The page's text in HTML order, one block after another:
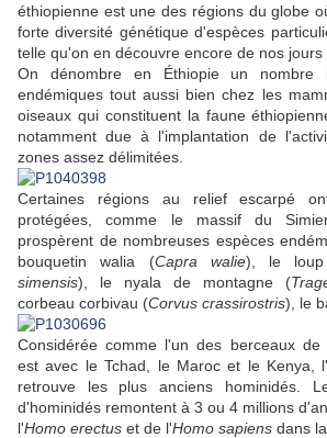
éthiopienne est une des régions du globe
forte diversité génétique d'espèces
telle qu'on en découvre encore de nos jours
On dénombre en Éthiopie un nombre
endémiques tout aussi bien chez les
oiseaux qui constituent la faune
notamment due à l'implantation de
zones assez délimitées.
Certaines régions au relief escarpé
protégées, comme le massif du
prospèrent de nombreuses espèces
bouquetin walia (Capra walie), le loup
simensis), le nyala de montagne (
corbeau corbivau (Corvus crassirostris), le
Considérée comme l'un des berceaux de
est avec le Tchad, le Maroc et le Kenya,
retrouve les plus anciens hominidés.
d'hominidés remontent à 3 ou 4 millions
l'Homo erectus et de l'Homo sapiens dans